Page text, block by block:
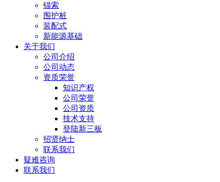
锚索
围护桩
装配式
新能源基础
关于我们
公司介绍
公司动态
资质荣誉
知识产权
公司荣誉
公司资质
技术支持
登陆新三板
招贤纳士
联系我们
疑难咨询
联系我们